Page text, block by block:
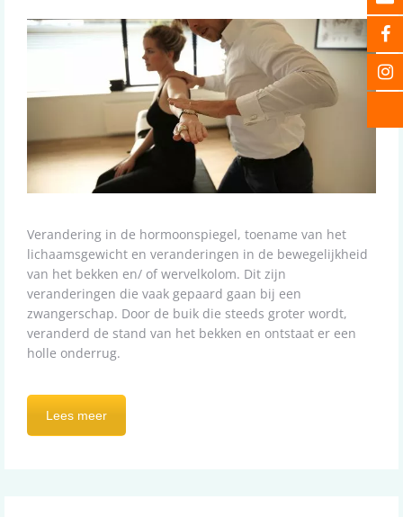
Verandering in de hormoonspiegel, toename van het
lichaamsgewicht en veranderingen in de bewegelijkheid
van het bekken en/ of wervelkolom. Dit zijn
veranderingen die vaak gepaard gaan bij een
zwangerschap. Door de buik die steeds groter wordt,
veranderd de stand van het bekken en ontstaat er een
holle onderrug.
Lees meer